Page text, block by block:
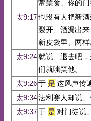
常禁食、你的
太9:17也没有人把新
裂开、酒漏出
新皮袋里、两样
太9:24就说、退去吧
们就嗤笑他。
太9:26于 是 这风声传
太9:34法利赛人却说、
太9:37于 是 对门徒说